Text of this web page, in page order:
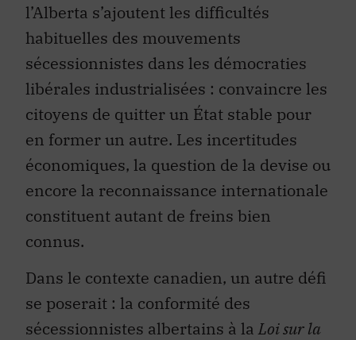
l’Alberta s’ajoutent les difficultés
habituelles des mouvements
sécessionnistes dans les démocraties
libérales industrialisées : convaincre les
citoyens de quitter un État stable pour
en former un autre. Les incertitudes
économiques, la question de la devise ou
encore la reconnaissance internationale
constituent autant de freins bien
connus.
Dans le contexte canadien, un autre défi
se poserait : la conformité des
sécessionnistes albertains à la Loi sur la